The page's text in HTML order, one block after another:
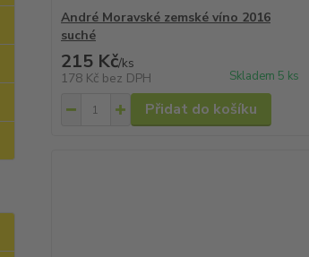
André Moravské zemské víno 2016
suché
215 Kč/ks
178 Kč bez DPH Skladem 5 ks
Přidat do košíku